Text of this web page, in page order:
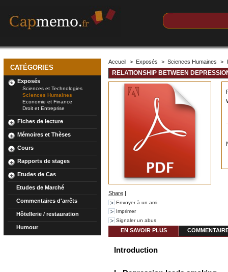
CATÉGORIES
Exposés
Sciences et Technologies
Sciences Humaines
Economie et Finance
Droit et Entreprise
Fiches de lecture
Mémoires et Thèses
Cours
Rapports de stages
Etudes de Cas
Etudes de Marché
Commentaires d'arrêts
Hôtellerie / restauration
Humour
Accueil > Exposés > Sciences Humaines >
RELATIONSHIP BETWEEN
Share |
Envoyer à un ami
Imprimer
Signaler un abus
EN SAVOIR PLUS
Introduction